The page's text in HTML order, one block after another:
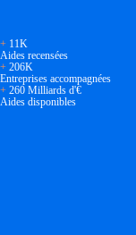
+ 11K
Aides recensées
+ 206K
Entreprises accompagnées
+ 260 Milliards d'€
Aides disponibles